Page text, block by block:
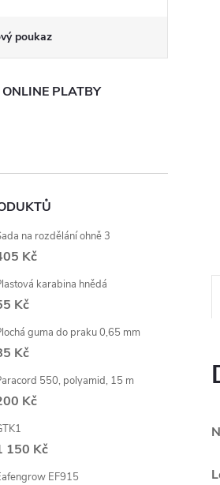
poukaz
PLATBY
na rozdělání ohně 3
Kč
karabina hnědá
Kč
guma do praku 0,65 mm
Kč
550, polyamid, 15 m
Kč
150 Kč
EF915